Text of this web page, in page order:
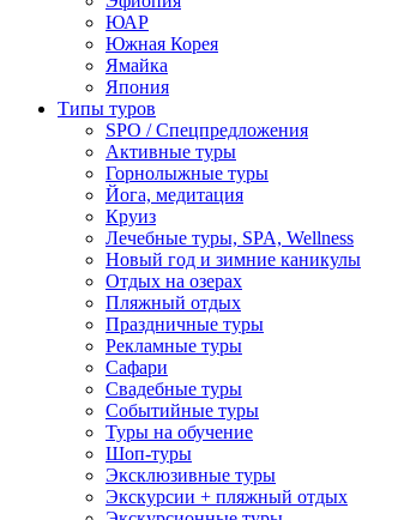
ЮАР
Южная Корея
Ямайка
Япония
Типы туров
SPO / Спецпредложения
Активные туры
Горнолыжные туры
Йога, медитация
Круиз
Лечебные туры, SPA, Wellness
Новый год и зимние каникулы
Отдых на озерах
Пляжный отдых
Праздничные туры
Рекламные туры
Сафари
Свадебные туры
Событийные туры
Туры на обучение
Шоп-туры
Эксклюзивные туры
Экскурсии + пляжный отдых